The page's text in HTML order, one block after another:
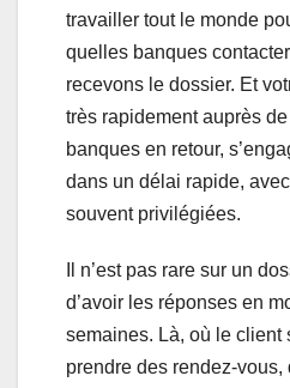
travailler tout le monde
quelles banques
recevons le dossier. Et
très rapidement auprès
banques en retour,
dans un délai rapide,
souvent privilégiées.
Il n’est pas rare sur un
d’avoir les réponses en
semaines. Là, où le client
prendre des rendez-